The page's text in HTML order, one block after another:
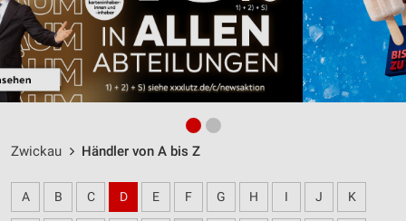
Zwickau Händler von A bis Z
A B C D E F G H I J K